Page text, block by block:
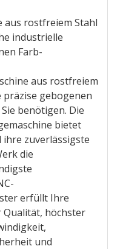
aus rostfreiem Stahl
industrielle
Farb-
aus rostfreiem
gebogenen
benötigen. Die
bietet
ihre zuverlässigste
die
erfüllt Ihre
höchster
und